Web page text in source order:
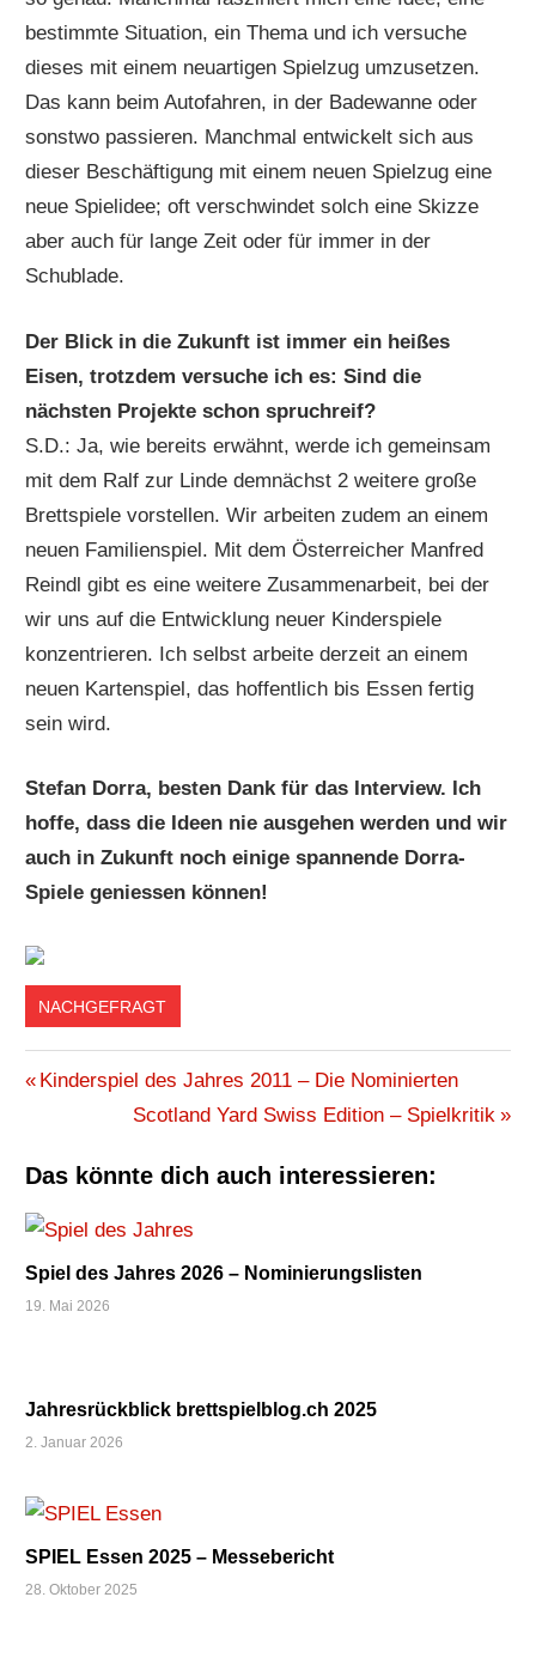
bestimmte Situation, ein Thema und ich versuche
dieses mit einem neuartigen Spielzug umzusetzen.
Das kann beim Autofahren, in der Badewanne oder
sonstwo passieren. Manchmal entwickelt sich aus
dieser Beschäftigung mit einem neuen Spielzug eine
neue Spielidee; oft verschwindet solch eine Skizze
aber auch für lange Zeit oder für immer in der
Schublade.
Der Blick in die Zukunft ist immer ein heißes
Eisen, trotzdem versuche ich es: Sind die
nächsten Projekte schon spruchreif?
S.D.: Ja, wie bereits erwähnt, werde ich gemeinsam
mit dem Ralf zur Linde demnächst 2 weitere große
Brettspiele vorstellen. Wir arbeiten zudem an einem
neuen Familienspiel. Mit dem Österreicher Manfred
Reindl gibt es eine weitere Zusammenarbeit, bei der
wir uns auf die Entwicklung neuer Kinderspiele
konzentrieren. Ich selbst arbeite derzeit an einem
neuen Kartenspiel, das hoffentlich bis Essen fertig
sein wird.
Stefan Dorra, besten Dank für das Interview. Ich
hoffe, dass die Ideen nie ausgehen werden und wir
auch in Zukunft noch einige spannende Dorra-
Spiele geniessen können!
NACHGEFRAGT
KARTENSPIELE
STEFAN
DORRA
Beitragsnavigation
Vorheriger
Kinderspiel des Jahres 2011 – Die Nominierten
Nächster
Scotland Yard Swiss Edition – Spielkritik
Das könnte dich auch interessieren:
Spiel des Jahres 2026 – Nominierungslisten
19. Mai 2026
Jahresrückblick brettspielblog.ch 2025
2. Januar 2026
SPIEL Essen 2025 – Messebericht
28. Oktober 2025